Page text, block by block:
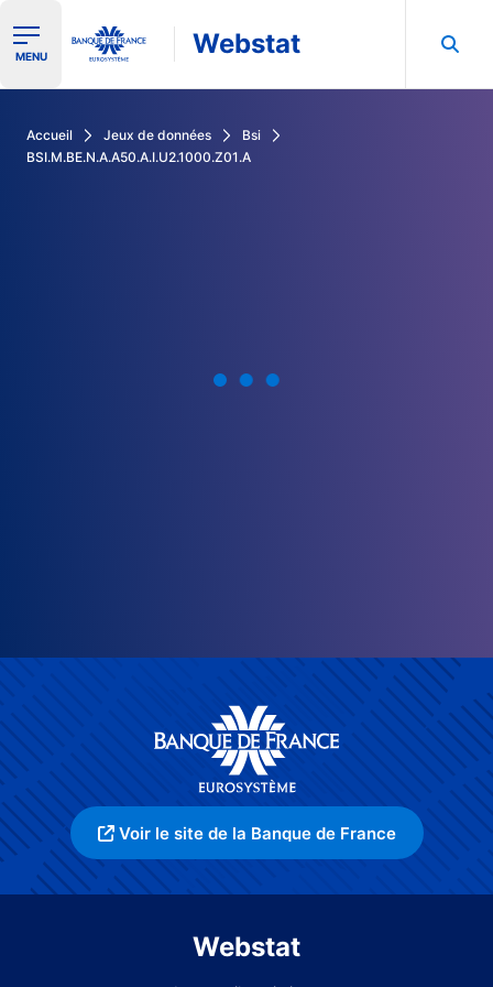
Ouvrir le menu de navigation
MENU Webstat
Accueil Jeux de données
Bsi
BSI.M.BE.N.A.A50.A.I.U2.1000.Z01.A
Voir le site de la Banque de France
Webstat